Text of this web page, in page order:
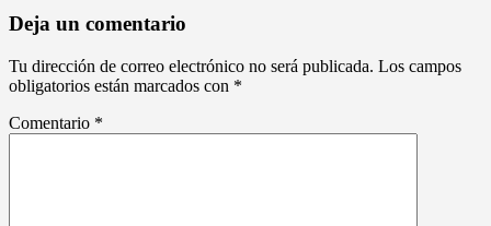
Deja un comentario
Tu dirección de correo electrónico no será publicada. Los campos
obligatorios están marcados con *
Comentario *